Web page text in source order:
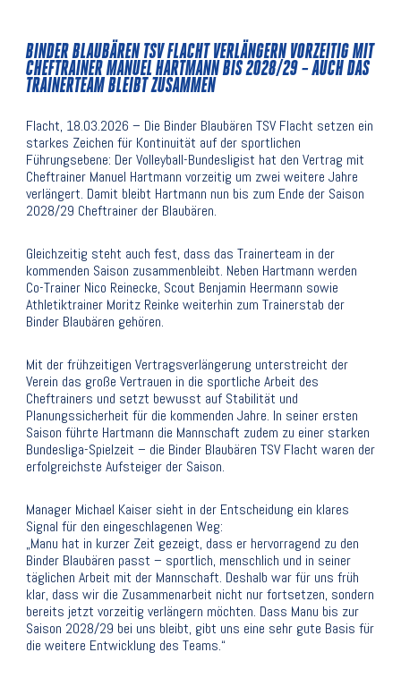
BINDER BLAUBÄREN TSV FLACHT VERLÄNGERN VORZEITIG MIT
CHEFTRAINER MANUEL HARTMANN BIS 2028/29 – AUCH DAS
TRAINERTEAM BLEIBT ZUSAMMEN
Flacht, 18.03.2026 – Die Binder Blaubären TSV Flacht setzen ein
starkes Zeichen für Kontinuität auf der sportlichen
Führungsebene: Der Volleyball-Bundesligist hat den Vertrag mit
Cheftrainer Manuel Hartmann vorzeitig um zwei weitere Jahre
verlängert. Damit bleibt Hartmann nun bis zum Ende der Saison
2028/29 Cheftrainer der Blaubären.
Gleichzeitig steht auch fest, dass das Trainerteam in der
kommenden Saison zusammenbleibt. Neben Hartmann werden
Co-Trainer Nico Reinecke, Scout Benjamin Heermann sowie
Athletiktrainer Moritz Reinke weiterhin zum Trainerstab der
Binder Blaubären gehören.
Mit der frühzeitigen Vertragsverlängerung unterstreicht der
Verein das große Vertrauen in die sportliche Arbeit des
Cheftrainers und setzt bewusst auf Stabilität und
Planungssicherheit für die kommenden Jahre. In seiner ersten
Saison führte Hartmann die Mannschaft zudem zu einer starken
Bundesliga-Spielzeit – die Binder Blaubären TSV Flacht waren der
erfolgreichste Aufsteiger der Saison.
Manager Michael Kaiser sieht in der Entscheidung ein klares
Signal für den eingeschlagenen Weg:
„Manu hat in kurzer Zeit gezeigt, dass er hervorragend zu den
Binder Blaubären passt – sportlich, menschlich und in seiner
täglichen Arbeit mit der Mannschaft. Deshalb war für uns früh
klar, dass wir die Zusammenarbeit nicht nur fortsetzen, sondern
bereits jetzt vorzeitig verlängern möchten. Dass Manu bis zur
Saison 2028/29 bei uns bleibt, gibt uns eine sehr gute Basis für
die weitere Entwicklung des Teams.“